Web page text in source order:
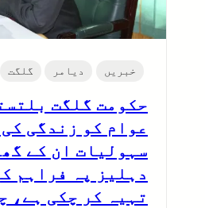
خبریں دیامر گلگت
حکومت گلگت
عوام کو زندگی
سہولیات ان کے
دہلیز پہ فراہم
تہیہ کر چکی ہے،